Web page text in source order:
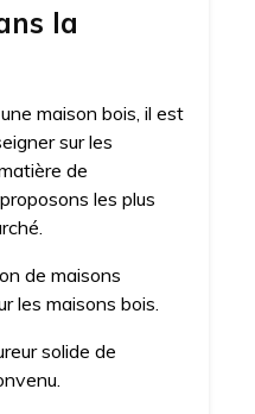
la
maison bois, il est
sur les
de
les plus
de maisons
les maisons bois.
solide de